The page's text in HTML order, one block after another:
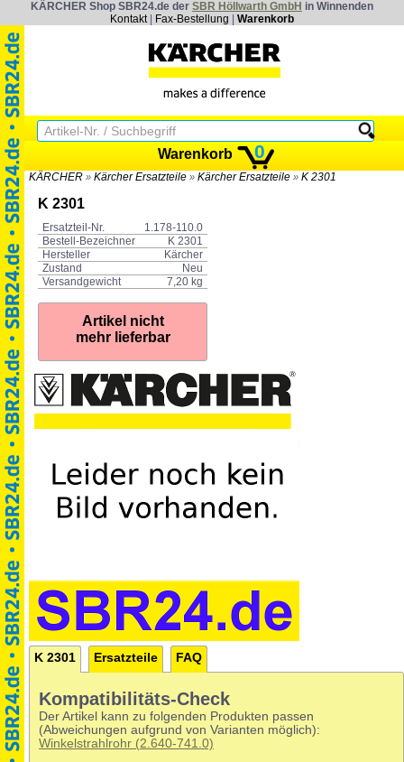
KÄRCHER Shop SBR24.de der SBR Höllwarth GmbH in Winnenden
Kontakt| Fax-Bestellung Warenkorb
Warenkorb 0
KÄRCHER » Kärcher Ersatzteile » Kärcher Ersatzteile » K 2301
K 2301
Ersatzteil-Nr.
1.178-110.0
Bestell-Bezeichner
K 2301
Hersteller
Kärcher
Zustand
Neu
Versandgewicht
7,20 kg
Artikel nicht
mehr lieferbar
K 2301 Ersatzteile FAQ
Kompatibilitäts-Check
Der Artikel kann zu folgenden Produkten passen
(Abweichungen aufgrund von Varianten möglich):
Winkelstrahlrohr (2.640-741.0)